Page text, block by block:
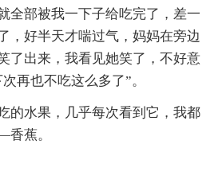
全部被我一下子给吃完了，差一
，好半天才喘过气，妈妈在旁边
了出来，我看见她笑了，不好意
再也不吃这么多了”。
的水果，几乎每次看到它，我都
蕉。